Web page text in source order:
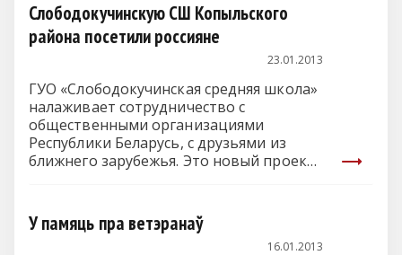
Слободокучинскую СШ Копыльского
района посетили россияне
23.01.2013
ГУО «Слободокучинская средняя школа»
налаживает сотрудничество с
общественными организациями
Республики Беларусь, с друзьями из
ближнего зарубежья. Это новый проект
У памяць пра ветэранаў
16.01.2013